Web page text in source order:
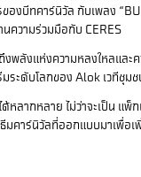
งบีทคาร์นิวัล กับเพลง
ความร่วมมือกับ CERES
ลังแห่งความหลงใหลแล
มระดับโลกของ Alok เว
ลากหลาย ไม่ว่าจะเป็น
าร์นิวัลที่ออกแบบมาเพื่อ